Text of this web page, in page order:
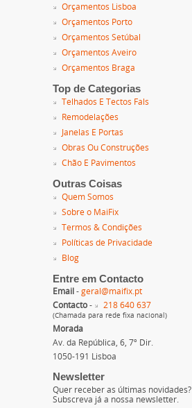
Orçamentos Lisboa
Orçamentos Porto
Orçamentos Setúbal
Orçamentos Aveiro
Orçamentos Braga
Top de Categorias
Telhados E Tectos Fals
Remodelações
Janelas E Portas
Obras Ou Construções
Chão E Pavimentos
Outras Coisas
Quem Somos
Sobre o MaiFix
Termos & Condições
Políticas de Privacidade
Blog
Entre em Contacto
Email - geral@maifix.pt
Contacto - 218 640 637
(Chamada para rede fixa nacional)
Morada
Av. da República, 6, 7º Dir.
1050-191 Lisboa
Newsletter
Quer receber as últimas novidades?
Subscreva já a nossa newsletter.